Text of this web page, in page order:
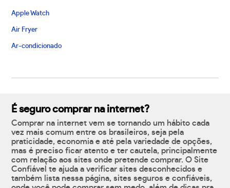
Apple Watch
Air Fryer
Ar-condicionado
É seguro comprar na internet?
Comprar na internet vem se tornando um hábito cada
vez mais comum entre os brasileiros, seja pela
praticidade, economia e até pela variedade de opções,
mas é preciso ficar atento e ter cautela, principalmente
com relação aos sites onde pretende comprar. O Site
Confiável te ajuda a verificar sites desconhecidos e
também lista nessa página, sites seguros e confiáveis,